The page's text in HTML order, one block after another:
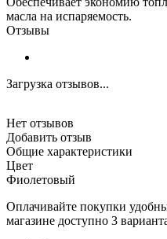
масла на испаряемость.
Отзывы
Загрузка отзывов...
Нет отзывов
Добавить отзыв
Общие характеристики
Цвет
Фиолетовый
Оплачивайте покупки
магазине доступно 3